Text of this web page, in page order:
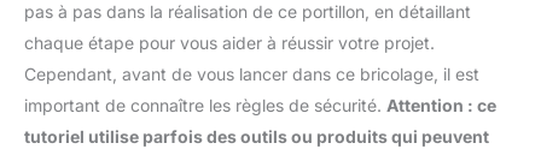
pas à pas dans la réalisation de ce portillon, en détaillant
chaque étape pour vous aider à réussir votre projet.
Cependant, avant de vous lancer dans ce bricolage, il est
important de connaître les règles de sécurité. Attention : ce
tutoriel utilise parfois des outils ou produits qui peuvent